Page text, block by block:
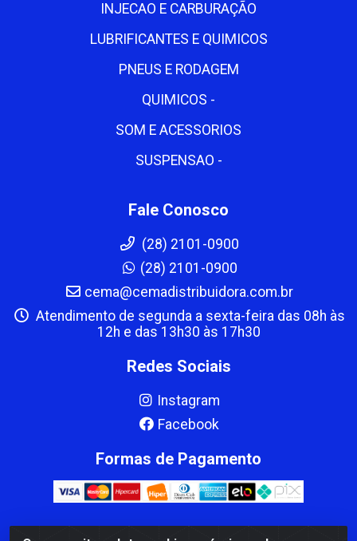
INJECAO E CARBURAÇÃO
LUBRIFICANTES E QUIMICOS
PNEUS E RODAGEM
QUIMICOS -
SOM E ACESSORIOS
SUSPENSAO -
Fale Conosco
(28) 2101-0900
(28) 2101-0900
cema@cemadistribuidora.com.br
Atendimento de segunda a sexta-feira das 08h às
12h e das 13h30 às 17h30
Redes Sociais
Instagram
Facebook
Formas de Pagamento